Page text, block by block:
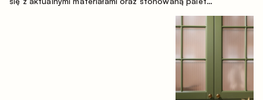
kompozycja zabudowy tworzy komfortową i